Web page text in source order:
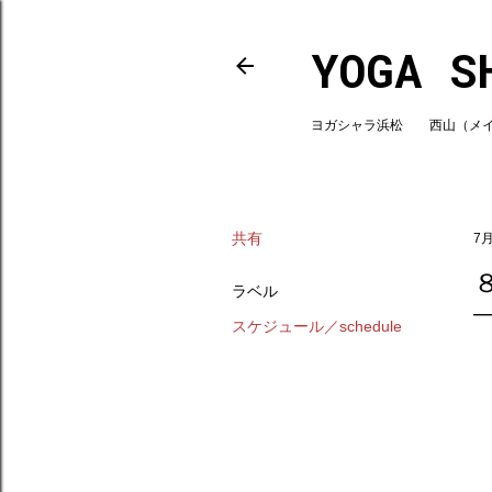
YOGA
ヨガシャラ浜松 西山（メ
共有
ラベル
スケジュール／schedule
7